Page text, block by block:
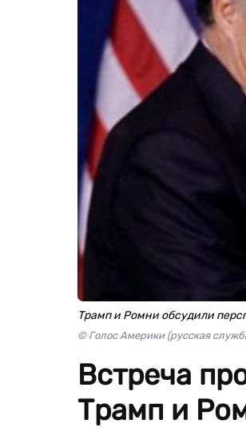
Трамп и Ромни обсудили
© Голос Америки (русская
Встреча
Трамп и